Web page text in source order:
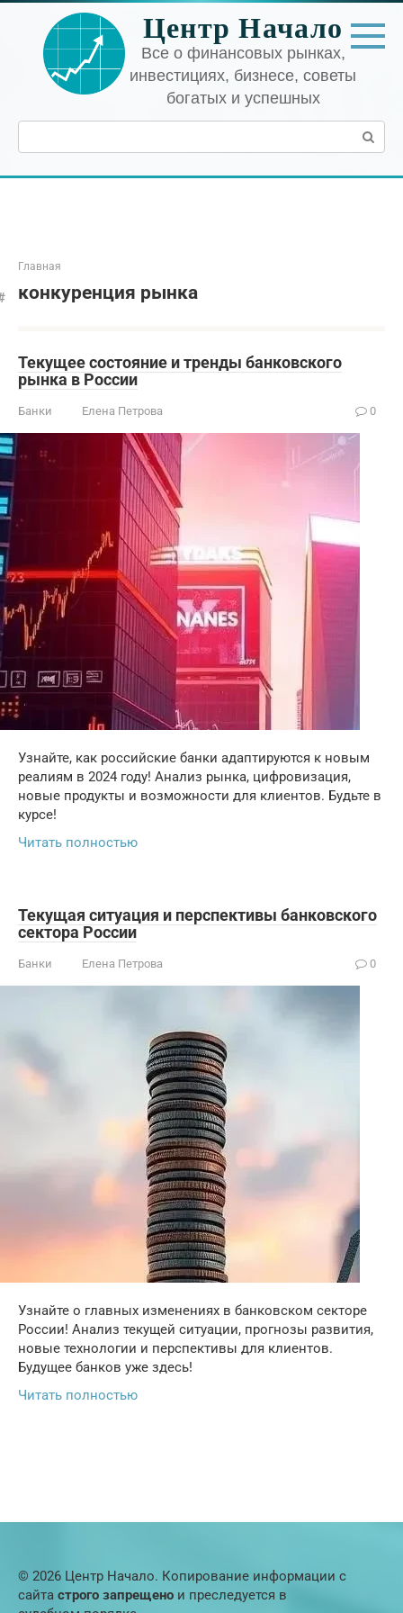
Перейти
контенту
Центр Начало
Все о финансовых рынках,
инвестициях, бизнесе, советы
богатых и успешных
Поиск:
Главная
конкуренция рынка
Текущее состояние и тренды банковского
рынка в России
Банки Елена Петрова 0
Узнайте, как российские банки адаптируются к новым
реалиям в 2024 году! Анализ рынка, цифровизация,
новые продукты и возможности для клиентов. Будьте в
курсе!
Читать полностью
Текущая ситуация и перспективы банковского
сектора России
Банки Елена Петрова 0
Узнайте о главных изменениях в банковском секторе
России! Анализ текущей ситуации, прогнозы развития,
новые технологии и перспективы для клиентов.
Будущее банков уже здесь!
Читать полностью
© 2026 Центр Начало. Копирование информации с
сайта строго запрещено и преследуется в